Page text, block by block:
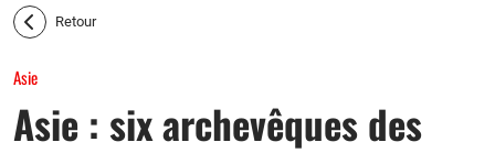
Retour
Asie
Asie : six archevêques des